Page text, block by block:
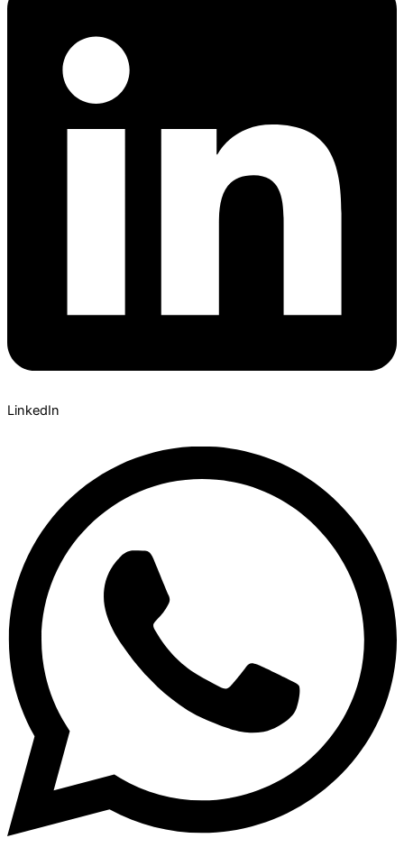
LinkedIn